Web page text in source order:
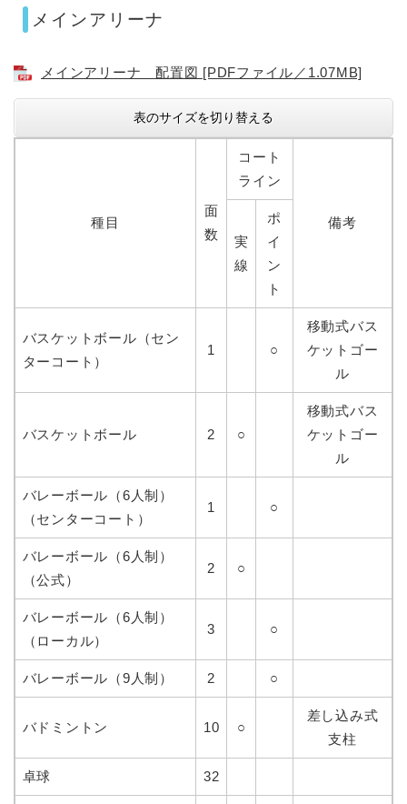
メインアリーナ
メインアリーナ 配置図 [PDFファイル／1.07MB]
表のサイズを切り替える
種目
面
数
コート
ライン
備考
実
線
ポ
イ
ン
ト
バスケットボール（セン
ターコート）
1 ○
移動式バス
ケットゴー
ル
バスケットボール 2 ○
移動式バス
ケットゴー
ル
バレーボール（6人制）
（センターコート）
1 ○
バレーボール（6人制）
（公式）
2 ○
バレーボール（6人制）
（ローカル）
3 ○
バレーボール（9人制） 2 ○
バドミントン 10 ○
差し込み式
支柱
卓球 32